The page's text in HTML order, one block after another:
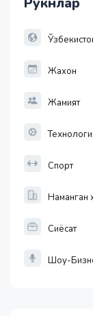
Жахон
Жамият
Спорт
Наманган
Сиёсат
Шоу-